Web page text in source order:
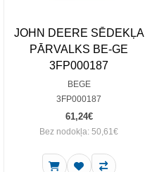
JOHN DEERE SĒDEKĻA
PĀRVALKS BE-GE
3FP000187
BEGE
3FP000187
61,24€
Bez nodokļa: 50,61€